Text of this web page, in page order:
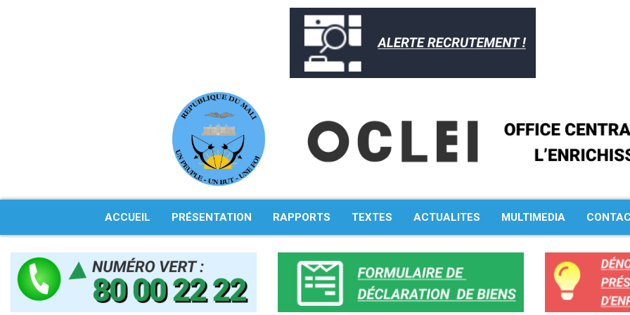
ACCUEIL PRÉSENTATION RAPPORTS TEXTES ACTUALITES MULTIMEDIA
Rechercher :